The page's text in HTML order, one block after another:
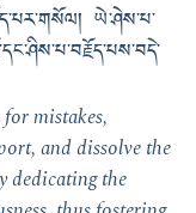
ཡེ་ཤེས་པ་
mistakes,
and dissolve the
dedicating the